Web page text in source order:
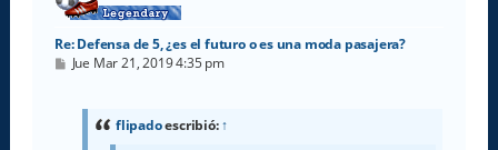
Re: Defensa de 5, ¿es el futuro o es una moda pasajera?
M
Jue Mar 21, 2019 4:35 pm
flipadoescribió:↑